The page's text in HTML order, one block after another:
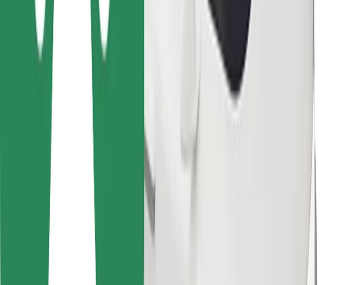
უსაფრთხოება
მიიღე მომსახურება რამდენიმე წუთში!
გადმოწერე Bolt Food